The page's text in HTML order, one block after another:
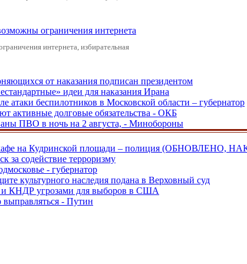
ограничения интернета
интернета, избирательная
от наказания подписан президентом
идеи для наказания Ирана
атаки беспилотников в Московской области – губернатор
активные долговые обязательства - ОКБ
ПВО в ночь на 2 августа, - Минобороны
кафе на Кудринской площади – полиция (ОБНОВЛЕНО,
за содействие терроризму
- губернатор
культурного наследия подана в Верховный суд
и КНДР угрозами для выборов в США
- Путин